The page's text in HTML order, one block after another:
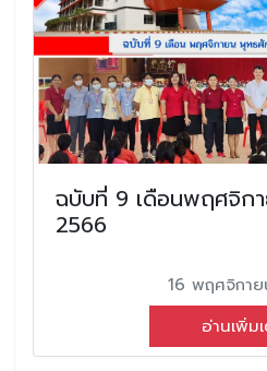
ฉบับที่ 9 เดือนพฤศจิก
2566
16 พฤศจิกา
อ่านเพิ่ม